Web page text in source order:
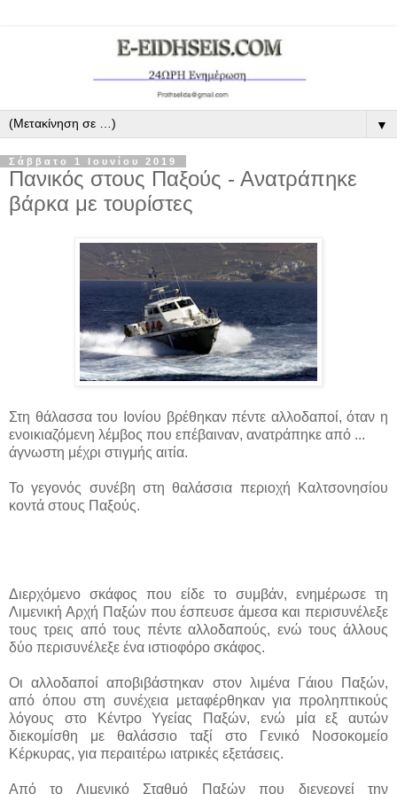
▼
Σάββατο 1 Ιουνίου 2019
Πανικός στους Παξούς - Ανατράπηκε
βάρκα με τουρίστες
Στη θάλασσα του Ιονίου βρέθηκαν πέντε αλλοδαποί, όταν η
ενοικιαζόμενη λέμβος που επέβαιναν, ανατράπηκε από ...
άγνωστη μέχρι στιγμής αιτία.
Το γεγονός συνέβη στη θαλάσσια περιοχή Καλτσονησίου
κοντά στους Παξούς.
Διερχόμενο σκάφος που είδε το συμβάν, ενημέρωσε τη
Λιμενική Αρχή Παξών που έσπευσε άμεσα και περισυνέλεξε
τους τρεις από τους πέντε αλλοδαπούς, ενώ τους άλλους
δύο περισυνέλεξε ένα ιστιοφόρο σκάφος.
Οι αλλοδαποί αποβιβάστηκαν στον λιμένα Γάιου Παξών,
από όπου στη συνέχεια μεταφέρθηκαν για προληπτικούς
λόγους στο Κέντρο Υγείας Παξών, ενώ μία εξ αυτών
διεκομίσθη με θαλάσσιο ταξί στο Γενικό Νοσοκομείο
Κέρκυρας, για περαιτέρω ιατρικές εξετάσεις.
Από το Λιμενικό Σταθμό Παξών που διενεργεί την